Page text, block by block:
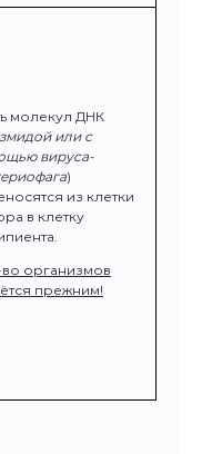
молекул ДНК
или с
вируса-
)
из клетки
в клетку
организмов
прежним!